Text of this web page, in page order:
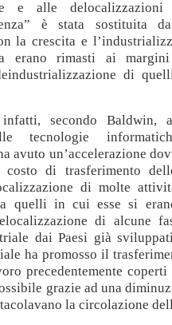
e alle
è stata sostituita
la crescita e
erano rimasti ai margini
di
secondo Baldwin,
tecnologie
avuto un’accelerazione
costo di trasferimento
di molte
quelli in cui esse si
di alcune
dai Paesi già
ha promosso il
precedentemente
grazie ad una
la circolazione